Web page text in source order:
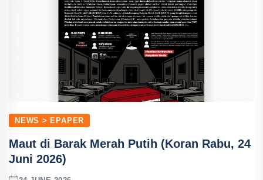
NEWS > EPAPER
Maut di Barak Merah Putih (Koran Rabu, 24
Juni 2026)